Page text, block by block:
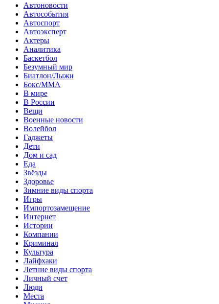
Автоновости
Автособытия
Автоспорт
Автоэксперт
Актеры
Аналитика
Баскетбол
Безумный мир
Биатлон/Лыжи
Бокс/MMA
В мире
В России
Вещи
Военные новости
Волейбол
Гаджеты
Дети
Дом и сад
Еда
Звёзды
Здоровье
Зимние виды спорта
Игры
Импортозамещение
Интернет
Истории
Компании
Криминал
Культура
Лайфхаки
Летние виды спорта
Личный счет
Люди
Места